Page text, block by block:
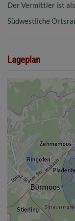
Der Vermittler ist
Südwestliche
Lageplan